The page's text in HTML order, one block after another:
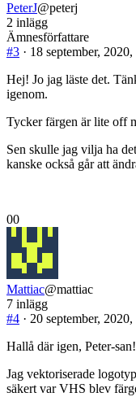
PeterJ@peterj
2 inlägg
Ämnesförfattare
#3 · 18 september,
Hej! Jo jag läste det.
igenom.
Tycker färgen är lite off
Sen skulle jag vilja ha
kanske också går att
Klicka
för
tumme
ner.
0Klicka
för
tumme
upp.
0
Mattiac@mattiac
7 inlägg
#4 · 20 september,
Hallå där igen, Peter-san!
Jag vektoriserade
säkert var VHS blev